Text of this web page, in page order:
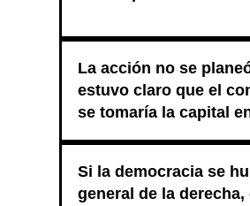
La acción no se
estuvo claro que el
se tomaría la capital
Si la democracia se
general de la